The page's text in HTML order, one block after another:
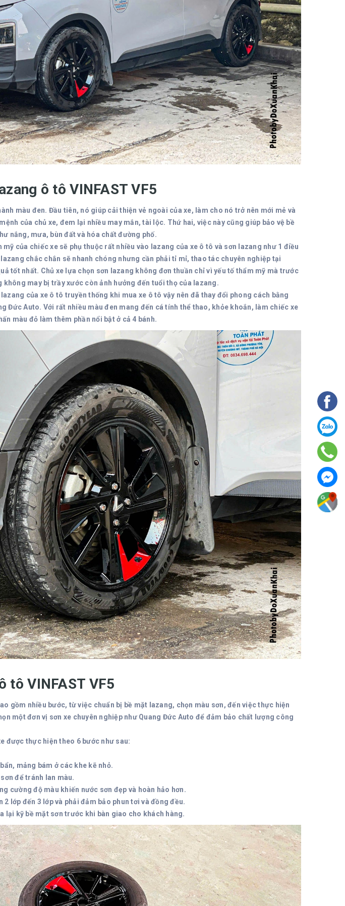
ô tô VINFAST VF5
màu đen. Đầu tiên, nó giúp cải thiện vẻ ngoài của xe, làm cho nó trở nên mới mẻ và
của chủ xe, đem lại nhiều may mắn, tài lộc. Thứ hai, việc này cũng giúp bảo vệ bề
nắng, mưa, bùn đất và hóa chất đường phố.
mỹ của chiếc xe sẽ phụ thuộc rất nhiều vào lazang của xe ô tô và sơn lazang như 1 điều
chắc chắn sẽ nhanh chóng nhưng cần phải tỉ mỉ, thao tác chuyên nghiệp tại
tốt nhất. Chủ xe lựa chọn sơn lazang không đơn thuần chỉ vì yếu tố thẩm mỹ mà trước
may bị trầy xước còn ảnh hưởng đến tuổi thọ của lazang.
của xe ô tô truyền thống khi mua xe ô tô vậy nên đã thay đổi phong cách bằng
Đức Auto. Với rất nhiều màu đen mang đến cá tính thể thao, khỏe khoắn, làm chiếc xe
màu đỏ làm thêm phần nổi bật ở cả 4 bánh.
tô VINFAST VF5
gồm nhiều bước, từ việc chuẩn bị bề mặt lazang, chọn màu sơn, đến việc thực hiện
một đơn vị sơn xe chuyên nghiệp như Quang Đức Auto để đảm bảo chất lượng công
được thực hiện theo 6 bước như sau:
mảng bám ở các khe kẽ nhỏ.
để tránh lan màu.
cường độ màu khiến nước sơn đẹp và hoàn hảo hơn.
2 lớp đến 3 lớp và phải đảm bảo phun tơi và đồng đều.
lại kỹ bề mặt sơn trước khi bàn giao cho khách hàng.